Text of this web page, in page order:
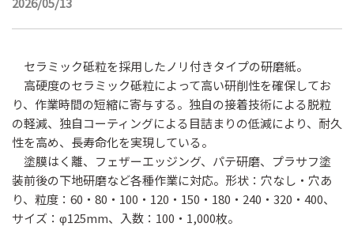
セラミック砥粒を採用したノリ付きタイプの研磨紙。
高硬度のセラミック砥粒によって高い研削性を確保してお
り、作業時間の短縮に寄与する。独自の接着技術による脱粒
の軽減、独自コーティングによる目詰まりの低減により、耐久
性を高め、長寿命化を実現している。
塗膜はく離、フェザーエッジング、パテ研磨、プラサフ塗
装前後の下地研磨など各種作業に対応。形状：穴なし・穴あ
り、粒度：60・80・100・120・150・180・240・320・400、
サイズ：φ125mm、入数：100・1,000枚。